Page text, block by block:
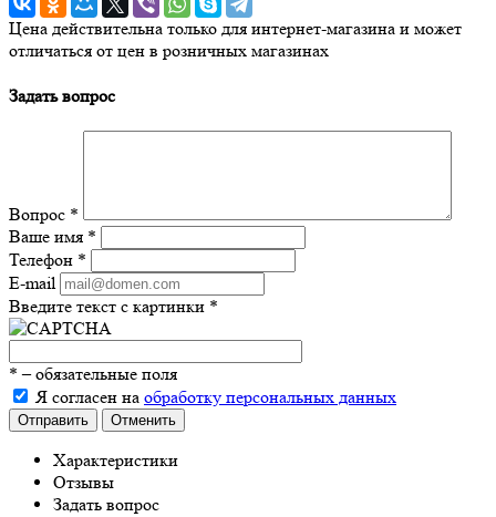
Цена действительна только для интернет-магазина и может
отличаться от цен в розничных магазинах
Задать вопрос
Вопрос *
Ваше имя *
Телефон *
E-mail
Введите текст с картинки *
* – обязательные поля
Я согласен на обработку персональных данных
Отправить Отменить
Характеристики
Отзывы
Задать вопрос